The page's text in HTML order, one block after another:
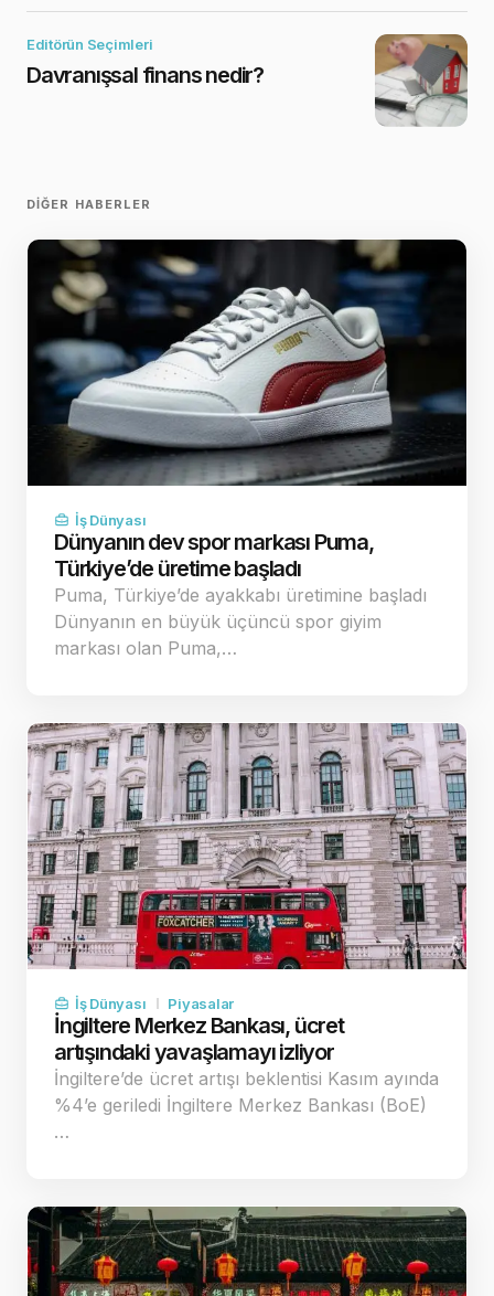
Editörün Seçimleri
Davranışsal finans nedir?
DIĞER HABERLER
İş Dünyası
Dünyanın dev spor markası Puma,
Türkiye’de üretime başladı
Puma, Türkiye’de ayakkabı üretimine başladı
Dünyanın en büyük üçüncü spor giyim
markası olan Puma,…
İş Dünyası Piyasalar
İngiltere Merkez Bankası, ücret
artışındaki yavaşlamayı izliyor
İngiltere’de ücret artışı beklentisi Kasım ayında
%4’e geriledi İngiltere Merkez Bankası (BoE)
…